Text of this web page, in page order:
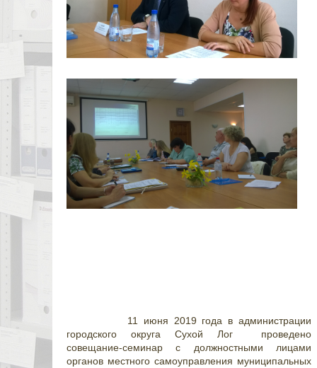
11 июня 2019 года в администрации
городского округа Сухой Лог проведено
совещание-семинар с должностными лицами
органов местного самоуправления муниципальных